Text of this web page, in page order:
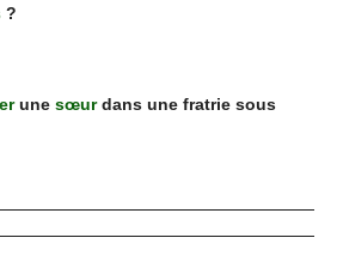
?
unesœurdans une fratrie sous